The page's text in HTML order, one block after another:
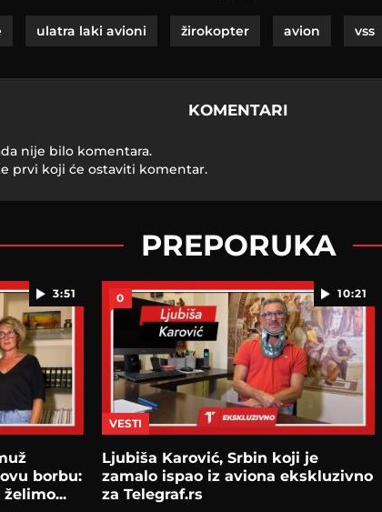
ulatra laki avioni žirokopter avion vss
KOMENTARI
nije bilo komentara.
prvi koji će ostaviti komentar.
PREPORUKA
3:51
borbu:
želimo...
10:21
0
VESTI
Ljubiša Karović, Srbin koji je
zamalo ispao iz aviona ekskluzivno
za Telegraf.rs